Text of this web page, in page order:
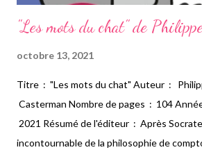
"Les mots du chat" de
octobre 13, 2021
Titre : "Les mots du chat" Auteur :
Casterman Nombre de pages : 104
2021 Résumé de l'éditeur : Après
incontournable de la philosophie de